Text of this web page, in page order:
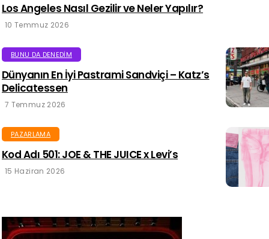
Los Angeles Nasıl Gezilir ve Neler Yapılır?
10 Temmuz 2026
BUNU DA DENEDIM
Dünyanın En İyi Pastrami Sandviçi – Katz’s
Delicatessen
7 Temmuz 2026
PAZARLAMA
Kod Adı 501: JOE & THE JUICE x Levi’s
15 Haziran 2026